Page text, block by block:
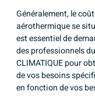
Généralement, le
aérothermique se
est essentiel de
desprofessionnels
CLIMATIQUEpour
de vos besoins
en fonction de vos